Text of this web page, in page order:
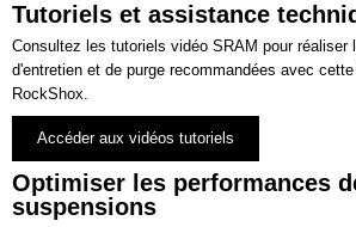
Tutoriels et assistance
Consultez les tutoriels vidéo SRAM pour réaliser
d'entretien et de purge recommandées avec
RockShox.
Accéder aux vidéos tutoriels
Optimiser les performances
suspensions